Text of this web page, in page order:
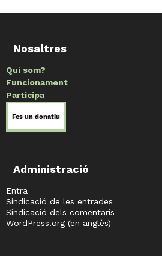
Nosaltres
Qui som?
Funcionament
Participa
Administració
Entra
Sindicació de les entrades
Sindicació dels comentaris
WordPress.org (en anglès)